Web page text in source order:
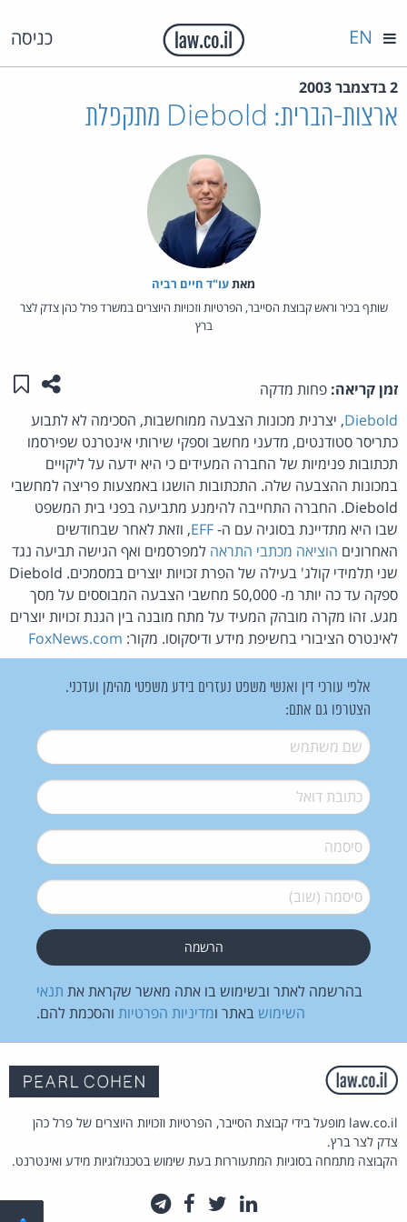
כניסה EN
2 בדצמבר 2003
ארצות-הברית: Diebold מתקפלת
מאת‏עו"ד חיים רביה
שותף בכיר וראש קבוצת הסייבר, הפרטיות וזכויות היוצרים במשרד פרל כהן צדק לצר
ברץ
זמן קריאה: פחות מדקה שתפו
Diebold, יצרנית מכונות הצבעה ממוחשבות, הסכימה לא לתבוע
כתריסר סטודנטים, מדעני מחשב וספקי שירותי אינטרנט שפירסמו
תכתובות פנימיות של החברה המעידים כי היא ידעה על ליקויים
במכונות ההצבעה שלה. התכתובות הושגו באמצעות פריצה למחשבי
Diebold. החברה התחייבה להימנע מתביעה בפני בית המשפט
שבו היא מתדיינת בסוגיה עם ה-EFF, וזאת לאחר שבחודשים
האחרונים הוציאה מכתבי התראה למפרסמים ואף הגישה תביעה נגד
שני תלמידי קולג' בעילה של הפרת זכויות יוצרים במסמכים. Diebold
ספקה עד כה יותר מ- 50,000 מחשבי הצבעה המבוססים על מסך
מגע. זהו מקרה מובהק המעיד על מתח מובנה בין הגנת זכויות יוצרים
לאינטרס הציבורי בחשיפת מידע ודיסקוסו. מקור: FoxNews.com
אלפי עורכי דין ואנשי משפט נעזרים בידע משפטי מהימן ועדכני.
הצטרפו גם אתם:
שם משתמש*
דואל*
סיסמה*
סיסמה (שוב)*
בהרשמה לאתר ובשימוש בו אתה מאשר שקראת את תנאי
השימוש באתר ומדיניות הפרטיות והסכמת להם.
law.co.il מופעל בידי קבוצת הסייבר, הפרטיות וזכויות היוצרים של פרל כהן
צדק לצר ברץ.
הקבוצה מתמחה בסוגיות המתעוררות בעת שימוש בטכנולוגיות מידע ואינטרנט.
לינקדאין
טוויטרפייסבוק